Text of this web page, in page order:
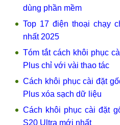
dùng phần mềm
Top 17 điện thoại chạy
nhất 2025
Tóm tắt cách khôi phục
Plus chỉ với vài thao tác
Cách khôi phục cài đặt
Plus xóa sạch dữ liệu
Cách khôi phục cài đặt
S20 Ultra mới nhất